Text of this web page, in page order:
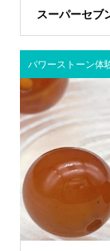
スーパーセブ
パワーストーン体